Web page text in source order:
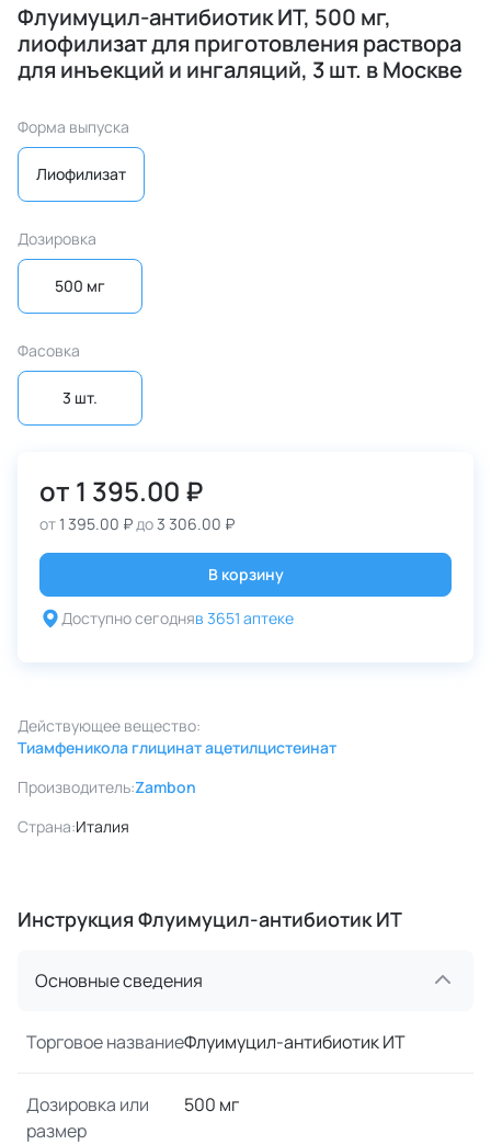
Флуимуцил-антибиотик ИТ, 500 мг,
лиофилизат для приготовления раствора
для инъекций и ингаляций, 3 шт. в Москве
Форма выпуска
Лиофилизат
Дозировка
500 мг
Фасовка
3 шт.
от 1 395.00 ₽
от1 395.00 ₽ до3 306.00 ₽
В корзину
Доступно сегодняв 3651 аптеке
Действующее вещество:
Тиамфеникола глицинат ацетилцистеинат
Производитель:Zambon
Страна:Италия
Инструкция Флуимуцил-антибиотик ИТ
Основные сведения
Торговое названиеФлуимуцил-антибиотик ИТ
Дозировка или
размер
500 мг